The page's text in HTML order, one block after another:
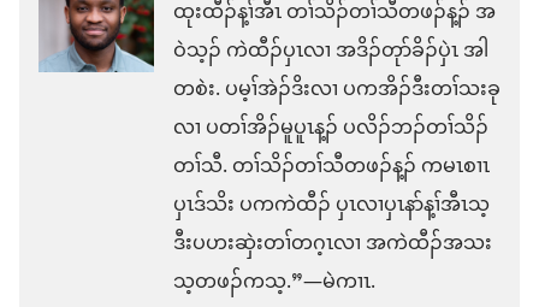
ထုးထီၣ်န့ၢ်အီၤ တၢ်သိၣ်တၢ်သီတဖၣ်န့ၣ် အ
ဝဲသ့ၣ် ကဲထီၣ်ပှၤလၢ အဒိၣ်တုာ်ခိၣ်ပှဲၤ အါ
တစဲး. ပမ့ၢ်အဲၣ်ဒိးလၢ ပကအိၣ်ဒီးတၢ်သးခု
လၢ ပတၢ်အိၣ်မူပူၤန့ၣ် ပလိၣ်ဘၣ်တၢ်သိၣ်
တၢ်သီ. တၢ်သိၣ်တၢ်သီတဖၣ်န့ၣ် ကမၤစၢၤ
ပှၤဒ်သိး ပကကဲထီၣ် ပှၤလၢပှၤနာ်န့ၢ်အီၤသ့
ဒီးပဟးဆှဲးတၢ်တဂ့ၤလၢ အကဲထီၣ်အသး
သ့တဖၣ်ကသ့.”—မဲကၢၤ.